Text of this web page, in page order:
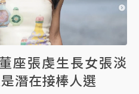
座張虔生長女張淡
潛在接棒人選